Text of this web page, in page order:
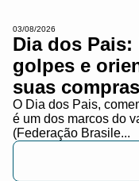
03/08/2026
Dia dos Pais:
golpes e
suas
O Dia dos Pais,
é um dos marcos do
(Federação Brasile...